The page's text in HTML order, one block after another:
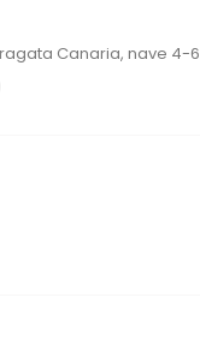
Canaria, nave 4-